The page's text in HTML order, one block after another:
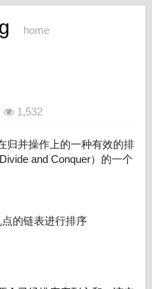
home
1,532
归并操作上的一种有效的排
and Conquer）的一个
的链表进行排序